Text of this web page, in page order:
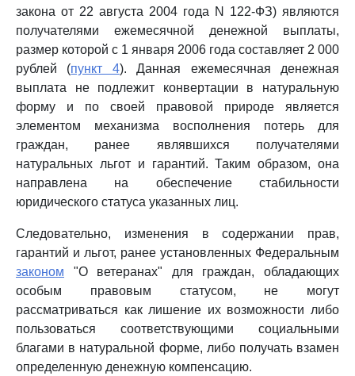
закона от 22 августа 2004 года N 122-ФЗ) являются
получателями ежемесячной денежной выплаты,
размер которой с 1 января 2006 года составляет 2 000
рублей (пункт 4). Данная ежемесячная денежная
выплата не подлежит конвертации в натуральную
форму и по своей правовой природе является
элементом механизма восполнения потерь для
граждан, ранее являвшихся получателями
натуральных льгот и гарантий. Таким образом, она
направлена на обеспечение стабильности
юридического статуса указанных лиц.
Следовательно, изменения в содержании прав,
гарантий и льгот, ранее установленных Федеральным
законом "О ветеранах" для граждан, обладающих
особым правовым статусом, не могут
рассматриваться как лишение их возможности либо
пользоваться соответствующими социальными
благами в натуральной форме, либо получать взамен
определенную денежную компенсацию.